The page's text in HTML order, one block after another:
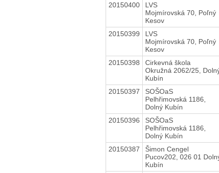
20150400
LVS
Mojmírovská 70, Poľný
Kesov
20150399
LVS
Mojmírovská 70, Poľný
Kesov
20150398
Cirkevná škola
Okružná 2062/25,
Kubín
20150397
SOŠOaS
Pelhřimovská 1186,
Dolný Kubín
20150396
SOŠOaS
Pelhřimovská 1186,
Dolný Kubín
20150387
Šimon Cengel
Pucov202, 026 01
Kubín